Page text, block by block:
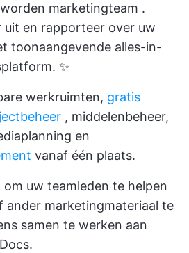
marketingteam .
uit en rapporteer over uw
toonaangevende alles-in-
✨
werkruimten, gratis
, middelenbeheer,
en
vanaf één plaats.
om uw teamleden te helpen
ander marketingmateriaal te
samen te werken aan